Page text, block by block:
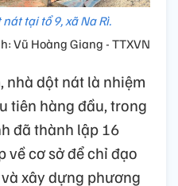
tại tổ 9, xã Na Rì.
Vũ Hoàng Giang - TTXVN
nhà dột nát là nhiệm
tiên hàng đầu, trong
đã thành lập 16
về cơ sở để chỉ đạo
xây dựng phương